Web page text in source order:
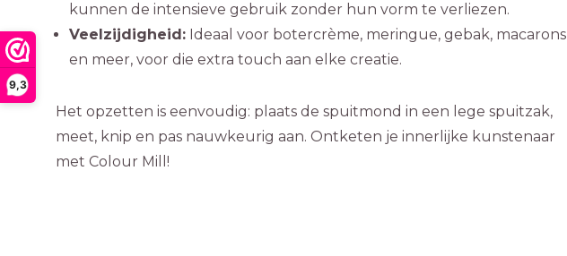
9,3
kunnen de intensieve gebruik zonder hun vorm te verliezen.
Veelzijdigheid: Ideaal voor botercrème, meringue, gebak, macarons
en meer, voor die extra touch aan elke creatie.
Het opzetten is eenvoudig: plaats de spuitmond in een lege spuitzak,
meet, knip en pas nauwkeurig aan. Ontketen je innerlijke kunstenaar
met Colour Mill!